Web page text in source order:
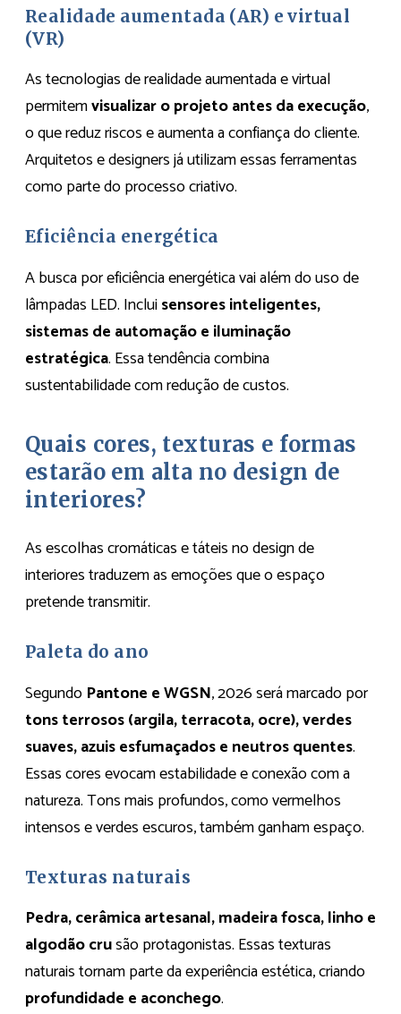
Realidade aumentada (AR) e virtual
(VR)
As tecnologias de realidade aumentada e virtual
permitemvisualizar o projeto antes da execução,
o que reduz riscos e aumenta a confiança do cliente.
Arquitetos e designers já utilizam essas ferramentas
como parte do processo criativo.
Eficiência energética
A busca por eficiência energética vai além do uso de
lâmpadas LED. Incluisensores inteligentes,
sistemas de automação e iluminação
estratégica. Essa tendência combina
sustentabilidade com redução de custos.
Quais cores, texturas e formas
estarão em alta no design de
interiores?
As escolhas cromáticas e táteis no design de
interiores traduzem as emoções que o espaço
pretende transmitir.
Paleta do ano
Segundo Pantone e WGSN, 2026 será marcado por
tons terrosos (argila, terracota, ocre), verdes
suaves, azuis esfumaçados e neutros quentes.
Essas cores evocam estabilidade e conexão com a
natureza. Tons mais profundos, como vermelhos
intensos e verdes escuros, também ganham espaço.
Texturas naturais
Pedra, cerâmica artesanal, madeira fosca, linho e
algodão crusão protagonistas. Essas texturas
naturais tornam parte da experiência estética, criando
profundidade e aconchego.